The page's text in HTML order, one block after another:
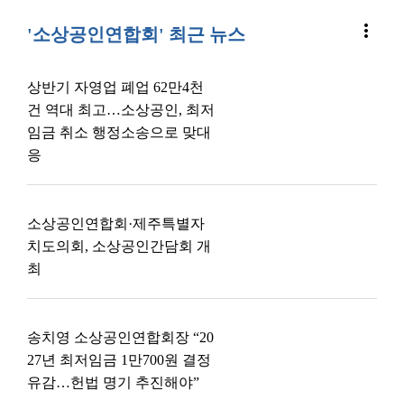
'소상공인연합회' 최근 뉴스 more_vert
상반기 자영업 폐업 62만4천
건 역대 최고…소상공인, 최저
임금 취소 행정소송으로 맞대
응
소상공인연합회·제주특별자
치도의회, 소상공인간담회 개
최
송치영 소상공인연합회장 “20
27년 최저임금 1만700원 결정
유감…헌법 명기 추진해야”